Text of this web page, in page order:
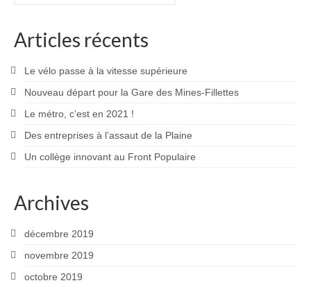
Articles récents
Le vélo passe à la vitesse supérieure
Nouveau départ pour la Gare des Mines-Fillettes
Le métro, c’est en 2021 !
Des entreprises à l’assaut de la Plaine
Un collège innovant au Front Populaire
Archives
décembre 2019
novembre 2019
octobre 2019